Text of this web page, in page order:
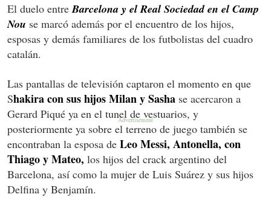
El duelo entre Barcelona y el Real Sociedad en el Camp
Nou se marcó además por el encuentro de los hijos,
esposas y demás familiares de los futbolistas del cuadro
catalán.
Las pantallas de televisión captaron el momento en que
Shakira con sus hijos Milan y Sasha se acercaron a
Gerard Piqué ya en el tunel de vestuarios, y
posteriormente ya sobre el terreno de juego también se
encontraban la esposa de Leo Messi, Antonella, con
Thiago y Mateo, los hijos del crack argentino del
Barcelona, así como la mujer de Luis Suárez y sus hijos
Delfina y Benjamín.